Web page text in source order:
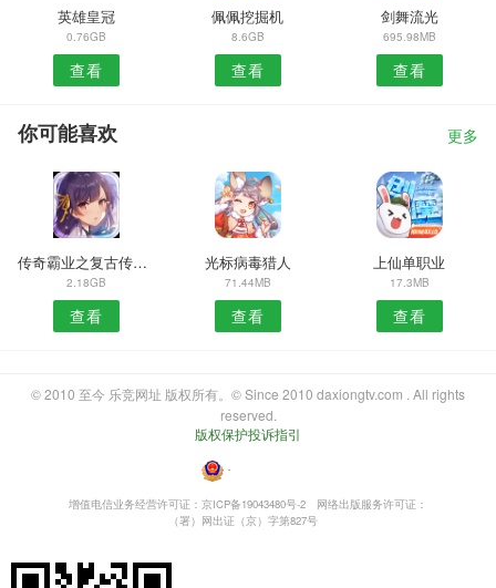
英雄皇冠
0.76GB
查看
佩佩挖掘机
8.6GB
查看
剑舞流光
695.98MB
查看
你可能喜欢 更多
传奇霸业之复古传奇世界
2.18GB
查看
光标病毒猎人
71.44MB
查看
上仙单职业
17.3MB
查看
© 2010 至今 乐竞网址 版权所有。© Since 2010 daxiongtv.com . All rights
reserved.
版权保护投诉指引
・
增值电信业务经营许可证：京ICP备19043480号-2
网络出版服务许可证：
（署）网出证（京）字第827号